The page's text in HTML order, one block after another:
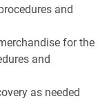
and
for the
and
as needed